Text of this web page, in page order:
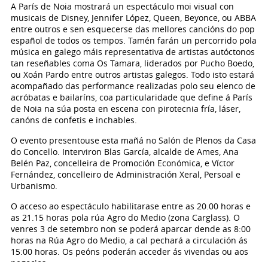
A París de Noia mostrará un espectáculo moi visual con
musicais de Disney, Jennifer López, Queen, Beyonce, ou ABBA
entre outros e sen esquecerse das mellores cancións do pop
español de todos os tempos. Tamén farán un percorrido pola
música en galego máis representativa de artistas autóctonos
tan reseñables coma Os Tamara, liderados por Pucho Boedo,
ou Xoán Pardo entre outros artistas galegos. Todo isto estará
acompañado das performance realizadas polo seu elenco de
acróbatas e bailaríns, coa particularidade que define á París
de Noia na súa posta en escena con pirotecnia fría, láser,
canóns de confetis e inchables.
O evento presentouse esta mañá no Salón de Plenos da Casa
do Concello. Interviron Blas García, alcalde de Ames, Ana
Belén Paz, concelleira de Promoción Económica, e Víctor
Fernández, concelleiro de Administración Xeral, Persoal e
Urbanismo.
O acceso ao espectáculo habilitarase entre as 20.00 horas e
as 21.15 horas pola rúa Agro do Medio (zona Carglass). O
venres 3 de setembro non se poderá aparcar dende as 8:00
horas na Rúa Agro do Medio, a cal pechará a circulación ás
15:00 horas. Os peóns poderán acceder ás vivendas ou aos